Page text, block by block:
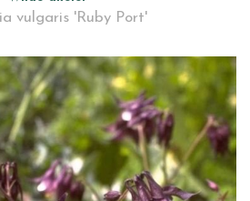
vulgaris 'Ruby Port'